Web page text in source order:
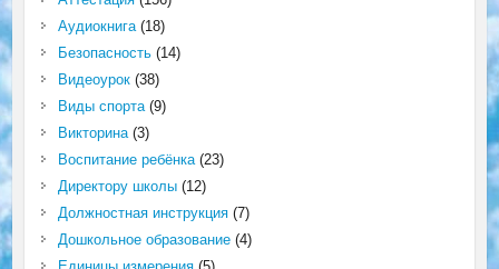
Аудиокнига(18)
Безопасность(14)
Видеоурок(38)
Виды спорта(9)
Викторина(3)
Воспитание ребёнка(23)
Директору школы(12)
Должностная инструкция(7)
Дошкольное образование(4)